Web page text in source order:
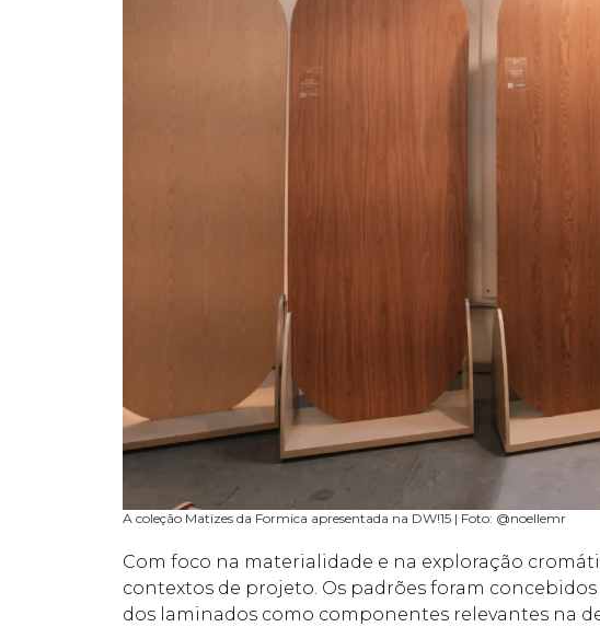
A coleção Matizes da Formica apresentada na DW!15 | Foto: @noellemr
Com foco na materialidade e na exploração
contextos de projeto. Os padrões foram
dos laminados como componentes relevantes na